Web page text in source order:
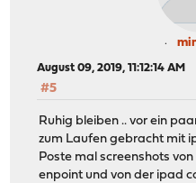
August 09, 2019, 11:12:14 AM
#5
Ruhig bleiben .. vor ein
zum Laufen gebracht mit
Poste mal screenshots
enpoint und von der ipad